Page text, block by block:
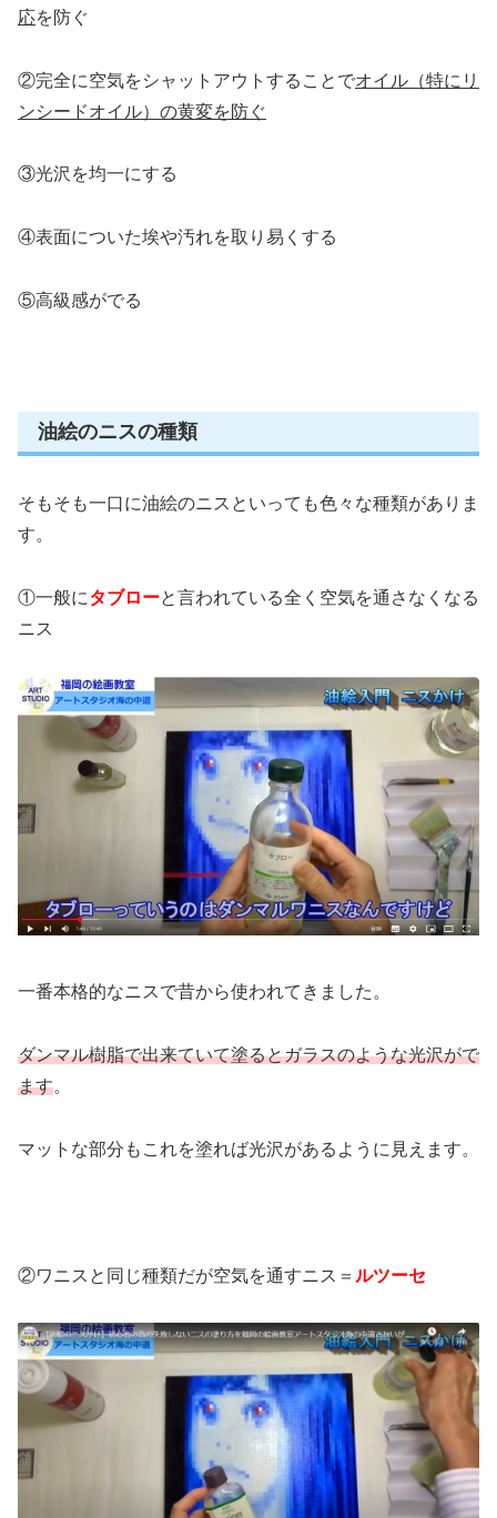
応を防ぐ
②完全に空気をシャットアウトすることでオイル（特にリ
ンシードオイル）の黄変を防ぐ
③光沢を均一にする
④表面についた埃や汚れを取り易くする
⑤高級感がでる
油絵のニスの種類
そもそも一口に油絵のニスといっても色々な種類がありま
す。
①一般にタブローと言われている全く空気を通さなくなる
ニス
一番本格的なニスで昔から使われてきました。
ダンマル樹脂で出来ていて塗るとガラスのような光沢がで
ます。
マットな部分もこれを塗れば光沢があるように見えます。
②ワニスと同じ種類だが空気を通すニス＝ ルツーセ